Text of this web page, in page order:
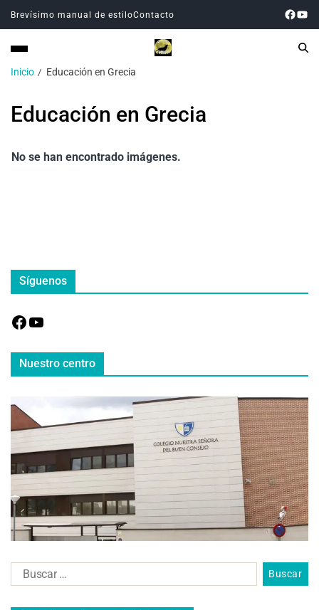
Brevísimo manual de estiloContacto
Inicio Educación en Grecia
Educación en Grecia
No se han encontrado imágenes.
Síguenos
Nuestro centro